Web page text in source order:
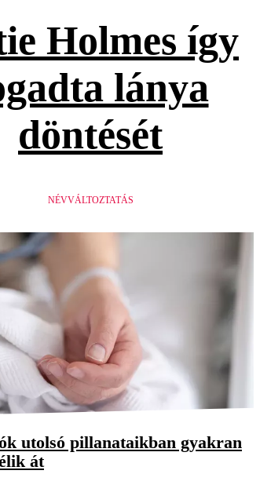
Holmes így
lánya
döntését
NÉVVÁLTOZTATÁS
utolsó pillanataikban gyakran
át